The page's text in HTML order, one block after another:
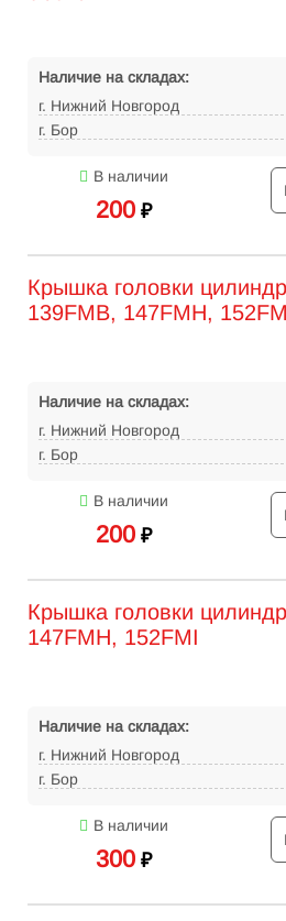
Наличие на складах:
г. Нижний Новгород
г. Бор
В наличии
200 ₽
Крышка головки
139FMB, 147FMH,
Наличие на складах:
г. Нижний Новгород
г. Бор
В наличии
200 ₽
Крышка головки
147FMH, 152FMI
Наличие на складах:
г. Нижний Новгород
г. Бор
В наличии
300 ₽